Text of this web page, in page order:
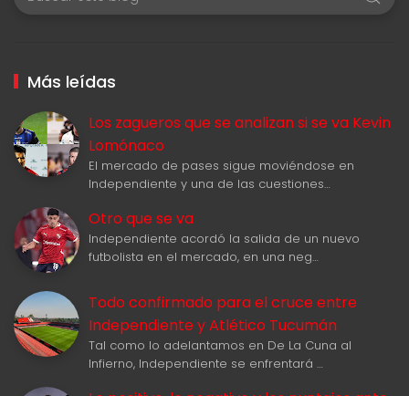
Más leídas
Los zagueros que se analizan si se va Kevin
Lomónaco
El mercado de pases sigue moviéndose en
Independiente y una de las cuestiones…
Otro que se va
Independiente acordó la salida de un nuevo
futbolista en el mercado, en una neg…
Todo confirmado para el cruce entre
Independiente y Atlético Tucumán
Tal como lo adelantamos en De La Cuna al
Infierno, Independiente se enfrentará …